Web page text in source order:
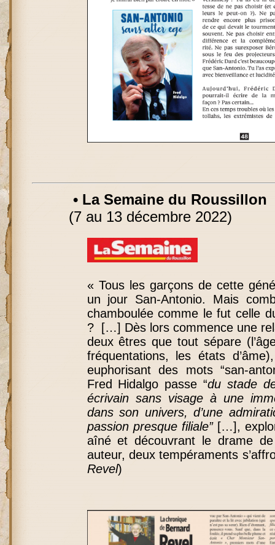
• La Semaine du Roussillon
(7 au 13 décembre 2022)
« Tous les garçons de cette
un jour San-Antonio. Mais
chamboulée comme le fut celle
? […] Dès lors commence une
deux êtres que tout sépare
fréquentations, les états
euphorisant des mots “san-
Fred Hidalgo passe “du stade
écrivain sans visage à une
dans son univers, d’une
passion presque filiale”[…],
aîné et découvrant le drame
auteur, deux tempéraments
Revel)